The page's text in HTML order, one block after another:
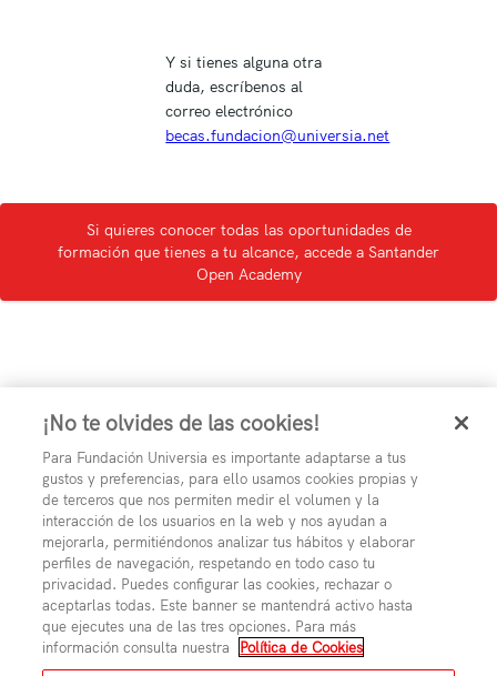
Y si tienes alguna otra
duda, escríbenos al
correo electrónico
becas.fundacion@universia.net
Si quieres conocer todas las oportunidades de
formación que tienes a tu alcance, accede a Santander
Open Academy
Polí­tica de Privacidad
Polí­tica de Cookies
¡No te olvides de las cookies!
Para Fundación Universia es importante adaptarse a tus
gustos y preferencias, para ello usamos cookies propias y
de terceros que nos permiten medir el volumen y la
interacción de los usuarios en la web y nos ayudan a
mejorarla, permitiéndonos analizar tus hábitos y elaborar
perfiles de navegación, respetando en todo caso tu
privacidad. Puedes configurar las cookies, rechazar o
aceptarlas todas. Este banner se mantendrá activo hasta
que ejecutes una de las tres opciones. Para más
información consulta nuestra
Política de Cookies